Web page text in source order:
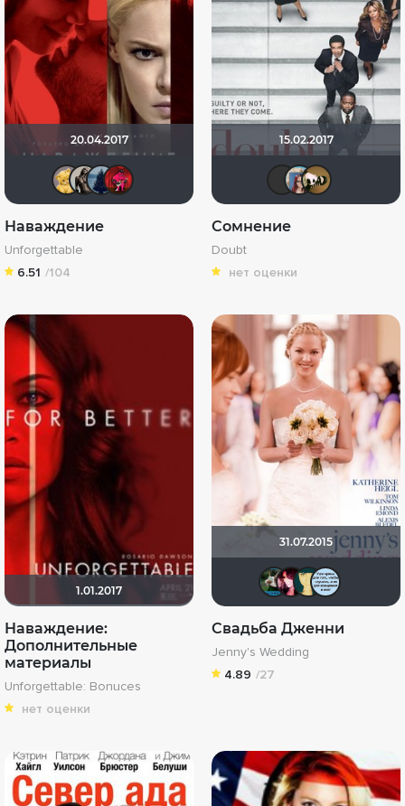
20.04.2017
Наваждение
Unforgettable
6.51 /104
15.02.2017
Сомнение
Doubt
нет оценки
1.01.2017
Наваждение:
Дополнительные
материалы
Unforgettable: Bonuces
нет оценки
31.07.2015
Свадьба Дженни
Jenny's Wedding
4.89 /27